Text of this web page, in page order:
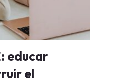
educar
el